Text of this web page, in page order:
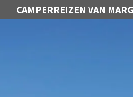
direct
CAMPERREIZEN VAN